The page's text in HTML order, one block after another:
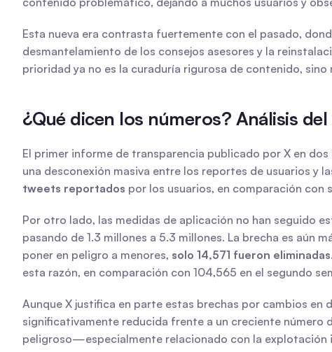
Esta nueva era contrasta fuertemente con el pasado,
desmantelamiento de los consejos asesores y la
prioridad ya no es la curaduría rigurosa de contenido,
¿Qué dicen los números? Análisis
El primer informe de transparencia publicado por X en
una desconexión masiva entre los reportes de usuarios y
tweets reportados por los usuarios, en comparación con
Por otro lado, las medidas de aplicación no han seguido
pasando de 1.3 millones a 5.3 millones. La brecha es
poner en peligro a menores, solo 14,571 fueron eliminadas
esta razón, en comparación con 104,565 en el segundo
Aunque X justifica en parte estas brechas por cambios
significativamente reducida frente a un creciente
peligroso—especialmente relacionado con la explotación